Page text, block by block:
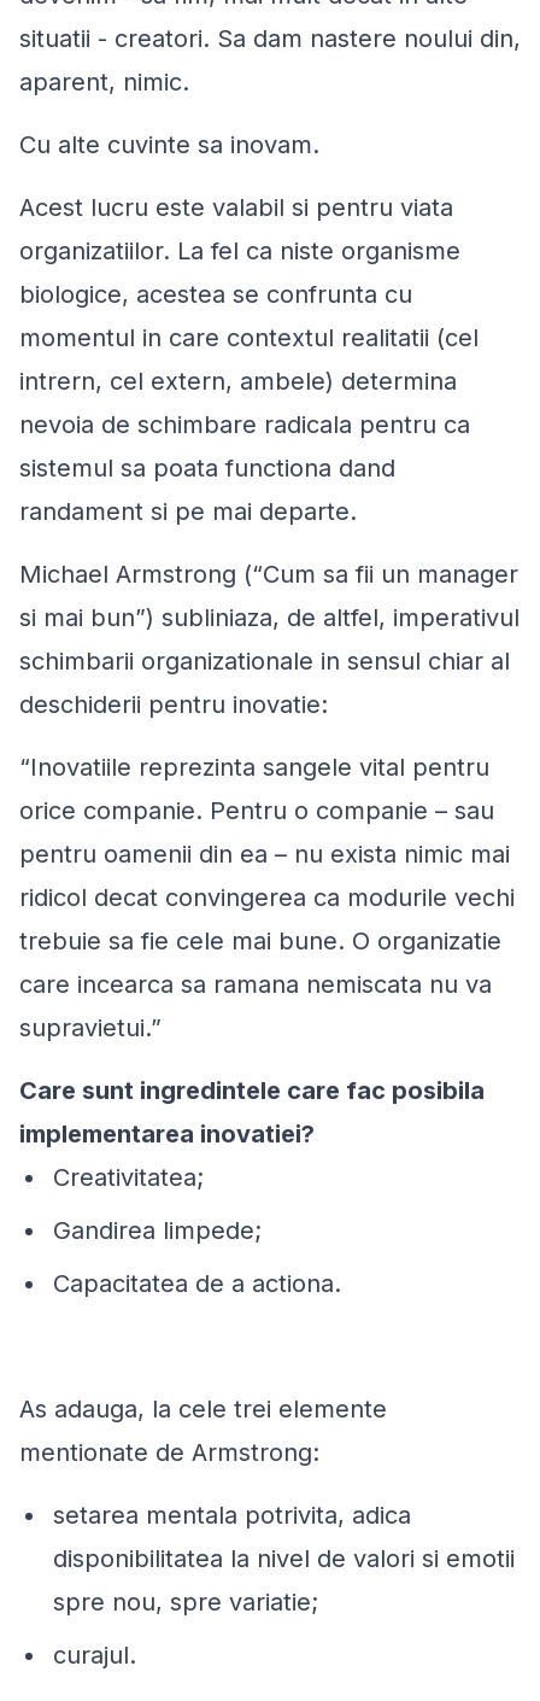
situatii - creatori. Sa dam nastere noului din,
aparent, nimic.
Cu alte cuvinte sa inovam.
Acest lucru este valabil si pentru viata
organizatiilor. La fel ca niste organisme
biologice, acestea se confrunta cu
momentul in care contextul realitatii (cel
intrern, cel extern, ambele) determina
nevoia de schimbare radicala pentru ca
sistemul sa poata functiona dand
randament si pe mai departe.
Michael Armstrong (“Cum sa fii un manager
si mai bun”) subliniaza, de altfel, imperativul
schimbarii organizationale in sensul chiar al
deschiderii pentru inovatie:
“Inovatiile reprezinta sangele vital pentru
orice companie. Pentru o companie – sau
pentru oamenii din ea – nu exista nimic mai
ridicol decat convingerea ca modurile vechi
trebuie sa fie cele mai bune. O organizatie
care incearca sa ramana nemiscata nu va
supravietui.”
Care sunt ingredintele care fac posibila
implementarea inovatiei?
Creativitatea;
Gandirea limpede;
Capacitatea de a actiona.
As adauga, la cele trei elemente
mentionate de Armstrong:
setarea mentala potrivita, adica
disponibilitatea la nivel de valori si emotii
spre nou, spre variatie;
curajul.